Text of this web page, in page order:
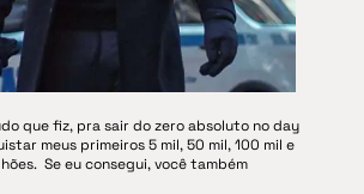
que fiz, pra sair do zero absoluto no day
meus primeiros 5 mil, 50 mil, 100 mil e
Se eu consegui, você também